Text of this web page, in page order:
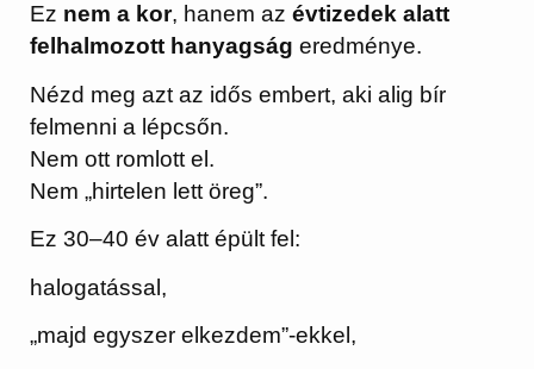
Ez nem a kor, hanem azévtizedek alatt
felhalmozott hanyagság eredménye.
Nézd meg azt az idős embert, aki alig bír
felmenni a lépcsőn.
Nem ott romlott el.
Nem „hirtelen lett öreg”.
Ez 30–40 év alatt épült fel:
halogatással,
„majd egyszer elkezdem”-ekkel,